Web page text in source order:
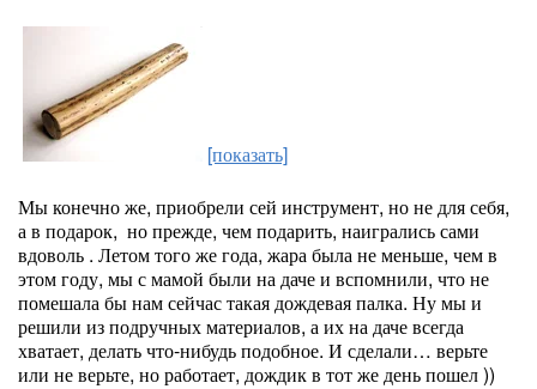
[показать]
Мы конечно же, приобрели сей инструмент, но не для себя,
а в подарок, но прежде, чем подарить, наигрались сами
вдоволь . Летом того же года, жара была не меньше, чем в
этом году, мы с мамой были на даче и вспомнили, что не
помешала бы нам сейчас такая дождевая палка. Ну мы и
решили из подручных материалов, а их на даче всегда
хватает, делать что-нибудь подобное. И сделали… верьте
или не верьте, но работает, дождик в тот же день пошел ))